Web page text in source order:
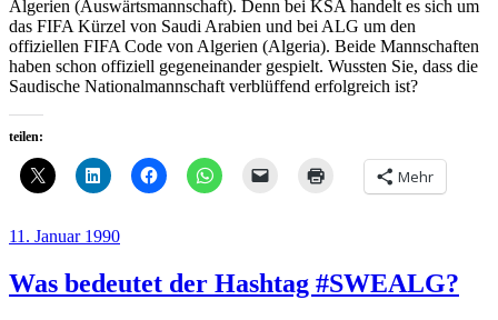
Algerien (Auswärtsmannschaft). Denn bei KSA handelt es sich um
das FIFA Kürzel von Saudi Arabien und bei ALG um den
offiziellen FIFA Code von Algerien (Algeria). Beide Mannschaften
haben schon offiziell gegeneinander gespielt. Wussten Sie, dass die
Saudische Nationalmannschaft verblüffend erfolgreich ist?
teilen:
Mehr
Veröffentlicht
11. Januar 1990
Was bedeutet der Hashtag #SWEALG?